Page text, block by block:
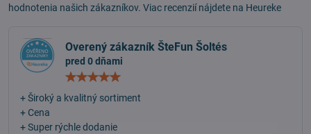
hodnotenia našich zákazníkov. Viac recenzií nájdete na Heureke
Overený zákazník ŠteFun Šoltés
pred 0 dňami
+ Široký a kvalitný sortiment
+ Cena
+ Super rýchle dodanie